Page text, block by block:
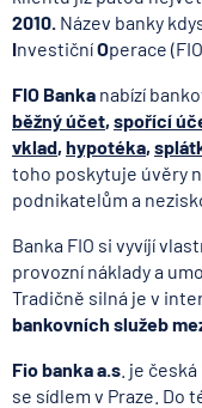
2010. Název banky
InvestičníOperace
FIO Banka nabízí
běžný účet, spořící
vklad, hypotéka,
toho poskytuje úvěry
podnikatelům a
Banka FIO si vyvíjí
provozní náklady a
Tradičně silná je v
bankovních služeb
Fio banka a.s . je
se sídlem v Praze. Do